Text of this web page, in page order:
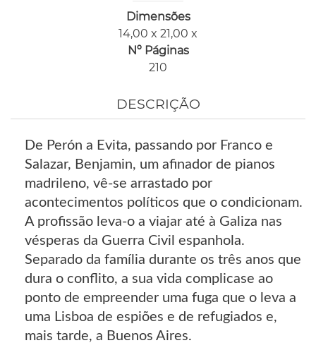
Dimensões
14,00 x 21,00 x
Nº Páginas
210
DESCRIÇÃO
De Perón a Evita, passando por Franco e
Salazar, Benjamin, um afinador de pianos
madrileno, vê-se arrastado por
acontecimentos políticos que o condicionam.
A profissão leva-o a viajar até à Galiza nas
vésperas da Guerra Civil espanhola.
Separado da família durante os três anos que
dura o conflito, a sua vida complicase ao
ponto de empreender uma fuga que o leva a
uma Lisboa de espiões e de refugiados e,
mais tarde, a Buenos Aires.